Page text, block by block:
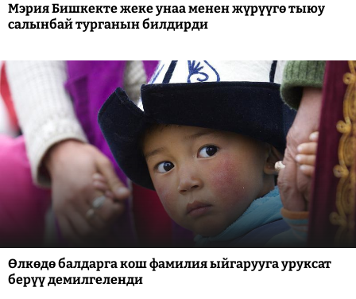
Мэрия Бишкекте жеке унаа менен жүрүүгө тыюу
салынбай турганын билдирди
Өлкөдө балдарга кош фамилия ыйгарууга уруксат
берүү демилгеленди